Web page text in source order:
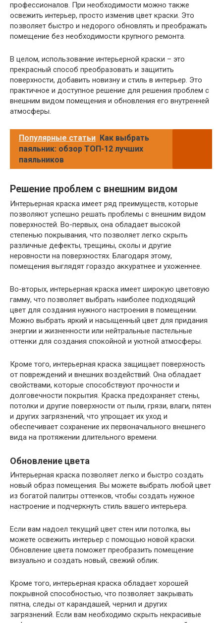
профессионалов. При необходимости можно также
освежить интерьер, просто изменив цвет краски. Это
позволяет быстро и недорого обновлять и преображать
помещение без необходимости крупного ремонта.
В целом, использование интерьерной краски – это
прекрасный способ преобразовать и защитить
поверхности, добавить новизну и стиль в интерьер. Это
практичное и доступное решение для решения проблем с
внешним видом помещения и обновления его внутренней
атмосферы.
Популярные статьи Как выбрать
паяльник: обзор ТОП-12 лучших
паяльников
Решение проблем с внешним видом
Интерьерная краска имеет ряд преимуществ, которые
позволяют успешно решать проблемы с внешним видом
поверхностей. Во-первых, она обладает высокой
степенью покрывания, что позволяет легко скрыть
различные дефекты, трещины, сколы и другие
неровности на поверхностях. Благодаря этому,
помещения выглядят гораздо аккуратнее и ухоженнее.
Во-вторых, интерьерная краска имеет широкую цветовую
гамму, что позволяет выбрать наиболее подходящий
цвет для создания нужного настроения в помещении.
Можно выбрать яркий и насыщенный цвет для придания
энергии и жизненности или нейтральные пастельные
оттенки для создания спокойной и уютной атмосферы.
Кроме того, интерьерная краска защищает поверхность
от повреждений и внешних воздействий. Она обладает
свойствами, которые способствуют прочности и
долговечности покрытия. Краска предохраняет стены,
потолки и другие поверхности от пыли, грязи, влаги, пятен
и других загрязнений, что упрощает их уход и
обеспечивает сохранение их первоначального внешнего
вида на протяжении длительного времени.
Обновление цвета
Интерьерная краска позволяет легко и быстро создать
новый образ помещения. Вы можете выбрать любой цвет
из богатой палитры оттенков, чтобы создать нужное
настроение и подчеркнуть стиль вашего интерьера.
Если вам надоел текущий цвет стен или потолка, вы
можете освежить интерьер с помощью новой краски.
Обновление цвета поможет преобразить помещение
визуально и создать новый, свежий облик.
Кроме того, интерьерная краска обладает хорошей
покрывной способностью, что позволяет закрывать
пятна, следы от карандашей, чернил и других
загрязнений. Если вам необходимо скрыть некрасивые